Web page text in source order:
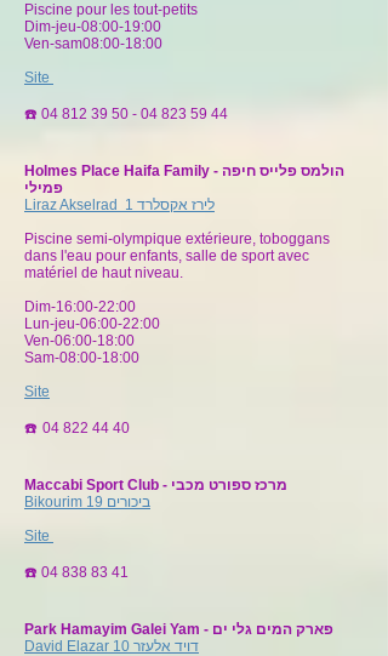
Piscine pour les tout-petits
Dim-jeu-08:00-19:00
Ven-sam08:00-18:00
Site
☎️ 04 812 39 50 - 04 823 59 44
Holmes Place Haifa Family - הולמס פלייס חיפה
פמילי
Liraz Akselrad 1 לירז אקסלרד
Piscine semi-olympique extérieure, toboggans
dans l'eau pour enfants, salle de sport avec
matériel de haut niveau.
Dim-16:00-22:00
Lun-jeu-06:00-22:00
Ven-06:00-18:00
Sam-08:00-18:00
Site
☎️ 04 822 44 40
Bikourim 19 ביכורים
Site
☎️ 04 838 83 41
Park Hamayim Galei Yam - פארק המים גלי ים
David Elazar 10 דויד אלעזר